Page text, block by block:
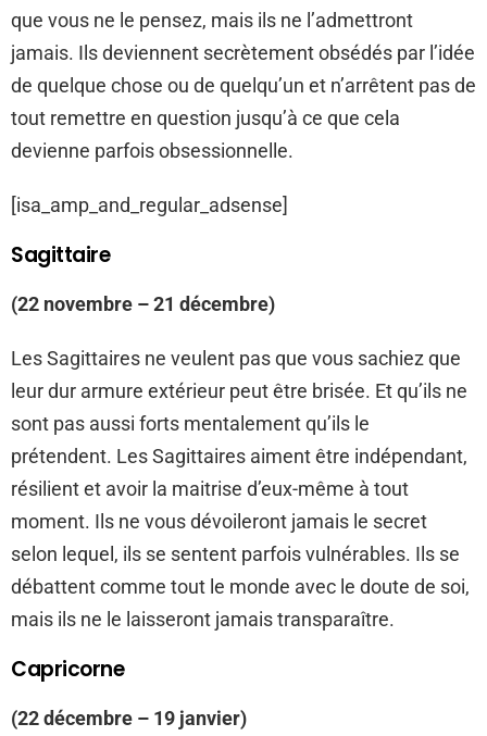
que vous ne le pensez, mais ils ne l’admettront
jamais. Ils deviennent secrètement obsédés par l’idée
de quelque chose ou de quelqu’un et n’arrêtent pas de
tout remettre en question jusqu’à ce que cela
devienne parfois obsessionnelle.
[isa_amp_and_regular_adsense]
Sagittaire
(22 novembre – 21 décembre)
Les Sagittaires ne veulent pas que vous sachiez que
leur dur armure extérieur peut être brisée. Et qu’ils ne
sont pas aussi forts mentalement qu’ils le
prétendent. Les Sagittaires aiment être indépendant,
résilient et avoir la maitrise d’eux-même à tout
moment. Ils ne vous dévoileront jamais le secret
selon lequel, ils se sentent parfois vulnérables. Ils se
débattent comme tout le monde avec le doute de soi,
mais ils ne le laisseront jamais transparaître.
Capricorne
(22 décembre – 19 janvier)